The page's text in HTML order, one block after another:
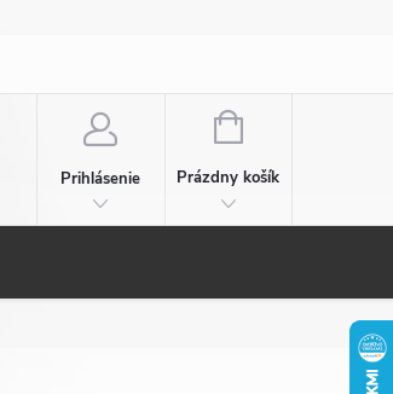
Prihlásenie
NÁKUPNÝ
Prázdny košík